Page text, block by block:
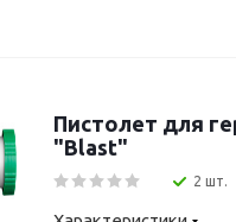
Пистолет для
"Blast"
2 шт.